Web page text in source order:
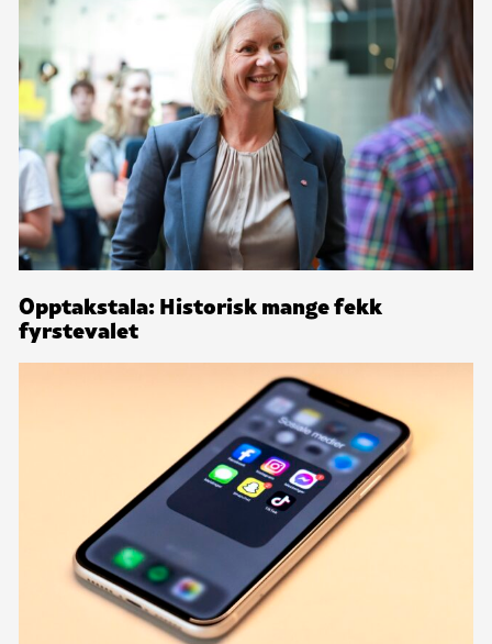
Opptakstala: Historisk mange fekk
fyrstevalet